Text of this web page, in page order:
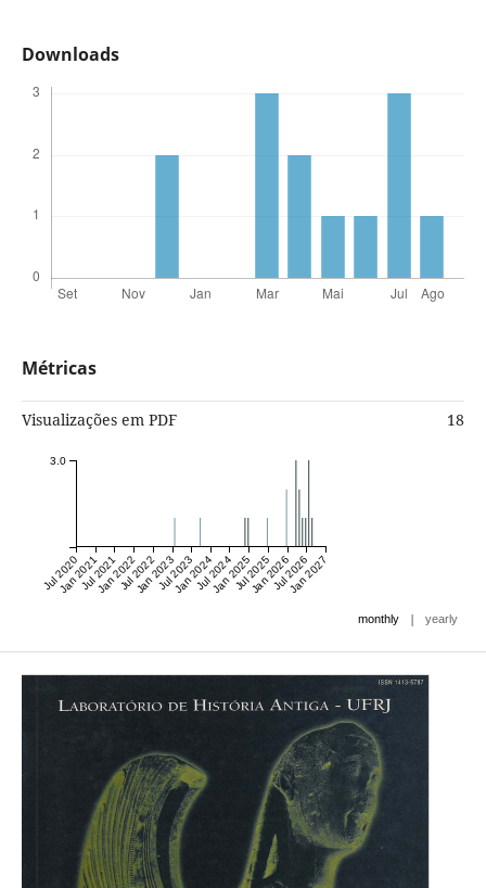
Downloads
Métricas
Visualizações em PDF 18
Jul 2020
Jan 2021Jul 2021
Jan 2022Jul 2022
Jan 2023Jul 2023
Jan 2024Jul 2024
Jan 2025Jul 2025
Jan 2026Jul 2026
Jan 2027
3.0
monthly | yearly